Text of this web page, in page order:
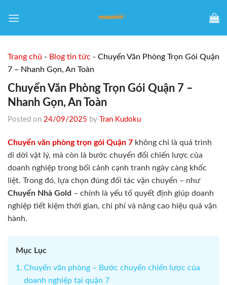
Trang chủ - Blog tin tức - Chuyển Văn Phòng Trọn Gói Quận
7 – Nhanh Gọn, An Toàn
Chuyển Văn Phòng Trọn Gói Quận 7 –
Nhanh Gọn, An Toàn
Posted on 24/09/2025 by Tran Kudoku
Chuyển văn phòng trọn gói Quận 7 không chỉ là quá trình
di dời vật lý, mà còn là bước chuyển đổi chiến lược của
doanh nghiệp trong bối cảnh cạnh tranh ngày càng khốc
liệt. Trong đó, lựa chọn đúng đối tác vận chuyển – như
Chuyển Nhà Gold – chính là yếu tố quyết định giúp doanh
nghiệp tiết kiệm thời gian, chi phí và nâng cao hiệu quả vận
hành.
Mục Lục
Chuyển văn phòng – Bước chuyển chiến lược của
doanh nghiệp tại quận 7